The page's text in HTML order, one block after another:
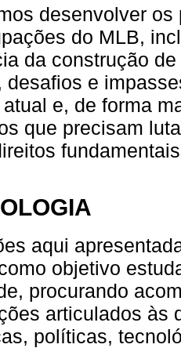
desenvolver
do MLB,
da construção
desafios e
e, de forma
que precisam
aqui
objetivo
procurando
articulados às
políticas,